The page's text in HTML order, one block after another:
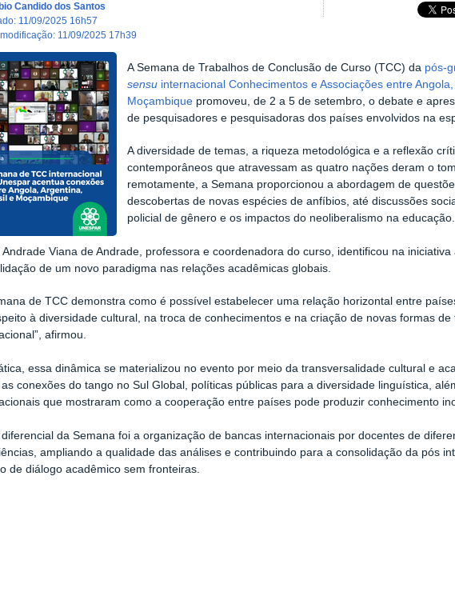
Candido dos Santos
: 11/09/2025 16h57
modificação: 11/09/2025 17h39
A Semana de Trabalhos de Conclusão de Curso (TCC) da pós-
sensuinternacional Conhecimentos e Associações entre
Moçambiquepromoveu, de 2 a 5 de setembro, o debate e
de pesquisadores e pesquisadoras dos países envolvidos na
A diversidade de temas, a riqueza metodológica e a reflexão
contemporâneos que atravessam as quatro nações deram o
remotamente, a Semana proporcionou a abordagem de
descobertas de novas espécies de anfíbios, até discussões
policial de gênero e os impactos do neoliberalismo na educação.
Andrade Viana de Andrade, professora e coordenadora do curso, identificou na iniciativa
de um novo paradigma nas relações acadêmicas globais.
de TCC demonstra como é possível estabelecer uma relação horizontal entre
à diversidade cultural, na troca de conhecimentos e na criação de novas formas de
afirmou.
essa dinâmica se materializou no evento por meio da transversalidade cultural e
conexões do tango no Sul Global, políticas públicas para a diversidade linguística,
que mostraram como a cooperação entre países pode produzir conhecimento
da Semana foi a organização de bancas internacionais por docentes de
ampliando a qualidade das análises e contribuindo para a consolidação da pós
de diálogo acadêmico sem fronteiras.